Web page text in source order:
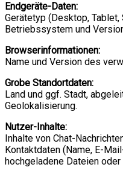
Endgeräte-Daten:
Gerätetyp (Desktop,
Betriebssystem und
Browserinformationen:
Name und Version des
Grobe Standortdaten:
Land und ggf. Stadt,
Geolokalisierung.
Nutzer-Inhalte:
Inhalte von Chat-
Kontaktdaten (Name, E-
hochgeladene Dateien oder